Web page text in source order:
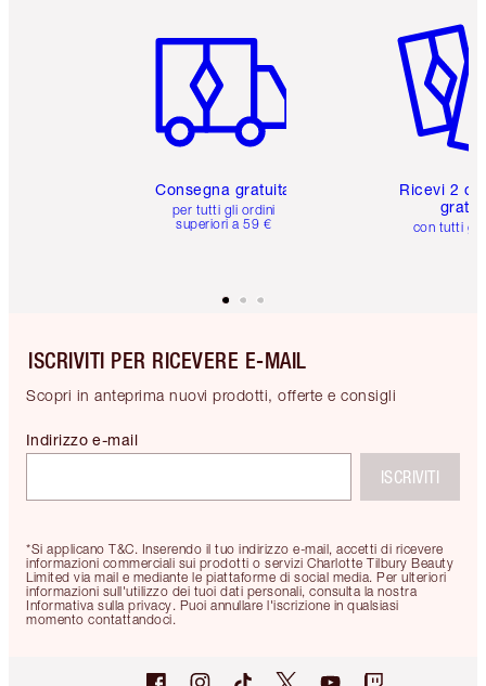
Consegna gratuita
per tutti gli ordini
superiori a 59 €
Ricevi 2
con tutti gli
ISCRIVITI PER RICEVERE E-MAIL
Scopri in anteprima nuovi prodotti, offerte e consigli
*Si applicano T&C. Inserendo il tuo indirizzo e-mail, accetti di ricevere
informazioni commerciali sui prodotti o servizi Charlotte Tilbury Beauty
Limited via mail e mediante le piattaforme di social media. Per ulteriori
informazioni sull'utilizzo dei tuoi dati personali, consulta la nostra
Informativa sulla privacy. Puoi annullare l'iscrizione in qualsiasi
momento contattandoci.
Indirizzo e-mail
ISCRIVITI